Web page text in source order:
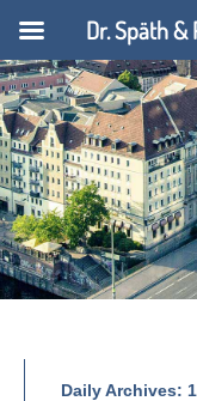
Daily Archives:
Dr. Späth